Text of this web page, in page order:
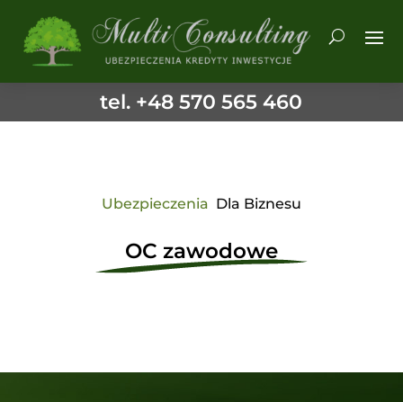
tel. +48 570 565 460
Ubezpieczenia Dla Biznesu
OC zawodowe